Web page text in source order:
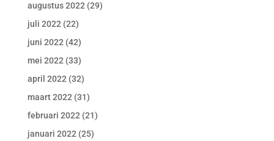
augustus 2022(29)
juli 2022(22)
juni 2022(42)
mei 2022(33)
april 2022(32)
maart 2022(31)
februari 2022(21)
januari 2022(25)